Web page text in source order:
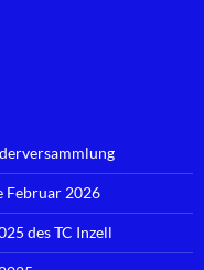
Februar 2026
des TC Inzell